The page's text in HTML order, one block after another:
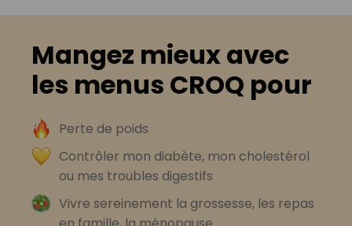
Mangez mieux avec
les menus CROQ pour
Perte de poids
Contrôler mon diabète, mon cholestérol
ou mes troubles digestifs
Vivre sereinement la grossesse, les repas